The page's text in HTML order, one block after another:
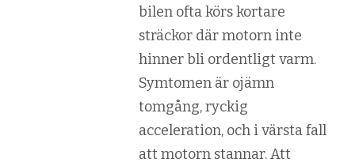
bilen ofta körs kortare
sträckor där motorn inte
hinner bli ordentligt varm.
Symtomen är ojämn
tomgång, ryckig
acceleration, och i värsta fall
att motorn stannar. Att